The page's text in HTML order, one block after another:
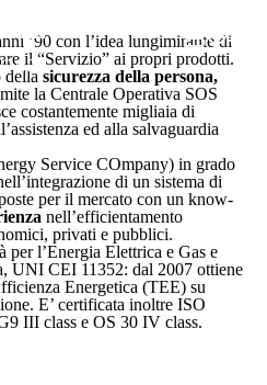
’90 con l’idea lungimirante di
il “Servizio” ai propri prodotti.
della sicurezza della persona,
la Centrale Operativa SOS
costantemente migliaia di
ed alla salvaguardia
Service COmpany) in grado
di un sistema di
per il mercato con un know-
nell’efficientamento
privati e pubblici.
per l’Energia Elettrica e Gas e
UNI CEI 11352: dal 2007 ottiene
Energetica (TEE) su
E’ certificata inoltre ISO
III class e OS 30 IV class.